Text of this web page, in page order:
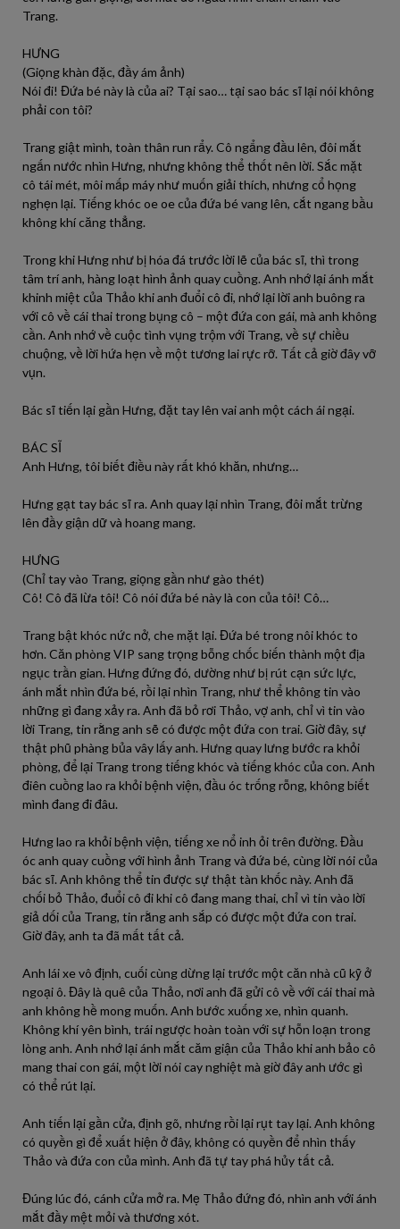
Trang.
HƯNG
(Giọng khàn đặc, đầy ám ảnh)
Nói đi! Đứa bé này là của ai? Tại sao… tại sao bác sĩ lại nói không
phải con tôi?
Trang giật mình, toàn thân run rẩy. Cô ngẩng đầu lên, đôi mắt
ngấn nước nhìn Hưng, nhưng không thể thốt nên lời. Sắc mặt
cô tái mét, môi mấp máy như muốn giải thích, nhưng cổ họng
nghẹn lại. Tiếng khóc oe oe của đứa bé vang lên, cắt ngang bầu
không khí căng thẳng.
Trong khi Hưng như bị hóa đá trước lời lẽ của bác sĩ, thì trong
tâm trí anh, hàng loạt hình ảnh quay cuồng. Anh nhớ lại ánh mắt
khinh miệt của Thảo khi anh đuổi cô đi, nhớ lại lời anh buông ra
với cô về cái thai trong bụng cô – một đứa con gái, mà anh không
cần. Anh nhớ về cuộc tình vụng trộm với Trang, về sự chiều
chuộng, về lời hứa hẹn về một tương lai rực rỡ. Tất cả giờ đây vỡ
vụn.
Bác sĩ tiến lại gần Hưng, đặt tay lên vai anh một cách ái ngại.
BÁC SĨ
Anh Hưng, tôi biết điều này rất khó khăn, nhưng…
Hưng gạt tay bác sĩ ra. Anh quay lại nhìn Trang, đôi mắt trừng
lên đầy giận dữ và hoang mang.
HƯNG
(Chỉ tay vào Trang, giọng gần như gào thét)
Cô! Cô đã lừa tôi! Cô nói đứa bé này là con của tôi! Cô…
Trang bật khóc nức nở, che mặt lại. Đứa bé trong nôi khóc to
hơn. Căn phòng VIP sang trọng bỗng chốc biến thành một địa
ngục trần gian. Hưng đứng đó, dường như bị rút cạn sức lực,
ánh mắt nhìn đứa bé, rồi lại nhìn Trang, như thể không tin vào
những gì đang xảy ra. Anh đã bỏ rơi Thảo, vợ anh, chỉ vì tin vào
lời Trang, tin rằng anh sẽ có được một đứa con trai. Giờ đây, sự
thật phũ phàng bủa vây lấy anh. Hưng quay lưng bước ra khỏi
phòng, để lại Trang trong tiếng khóc và tiếng khóc của con. Anh
điên cuồng lao ra khỏi bệnh viện, đầu óc trống rỗng, không biết
mình đang đi đâu.
Hưng lao ra khỏi bệnh viện, tiếng xe nổ inh ỏi trên đường. Đầu
óc anh quay cuồng với hình ảnh Trang và đứa bé, cùng lời nói của
bác sĩ. Anh không thể tin được sự thật tàn khốc này. Anh đã
chối bỏ Thảo, đuổi cô đi khi cô đang mang thai, chỉ vì tin vào lời
giả dối của Trang, tin rằng anh sắp có được một đứa con trai.
Giờ đây, anh ta đã mất tất cả.
Anh lái xe vô định, cuối cùng dừng lại trước một căn nhà cũ kỹ ở
ngoại ô. Đây là quê của Thảo, nơi anh đã gửi cô về với cái thai mà
anh không hề mong muốn. Anh bước xuống xe, nhìn quanh.
Không khí yên bình, trái ngược hoàn toàn với sự hỗn loạn trong
lòng anh. Anh nhớ lại ánh mắt căm giận của Thảo khi anh bảo cô
mang thai con gái, một lời nói cay nghiệt mà giờ đây anh ước gì
có thể rút lại.
Anh tiến lại gần cửa, định gõ, nhưng rồi lại rụt tay lại. Anh không
có quyền gì để xuất hiện ở đây, không có quyền để nhìn thấy
Thảo và đứa con của mình. Anh đã tự tay phá hủy tất cả.
Đúng lúc đó, cánh cửa mở ra. Mẹ Thảo đứng đó, nhìn anh với ánh
mắt đầy mệt mỏi và thương xót.